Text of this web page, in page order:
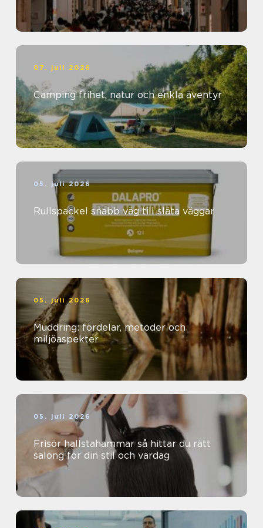
07. juli 2026
Camping frihet, natur och enkla äventyr
05. juli 2026
Rullspackel snabb väg till släta väggar
05. juli 2026
Muddring: fördelar, metoder och
miljöaspekter
05. juli 2026
Frisör hallstahammar så hittar du rätt
salong för din stil och vardag